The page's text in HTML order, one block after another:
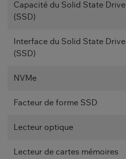
Capacité du Solid State Drive
(SSD)
Interface du Solid State Drive
(SSD)
NVMe
Facteur de forme SSD
Lecteur optique
Lecteur de cartes mémoires